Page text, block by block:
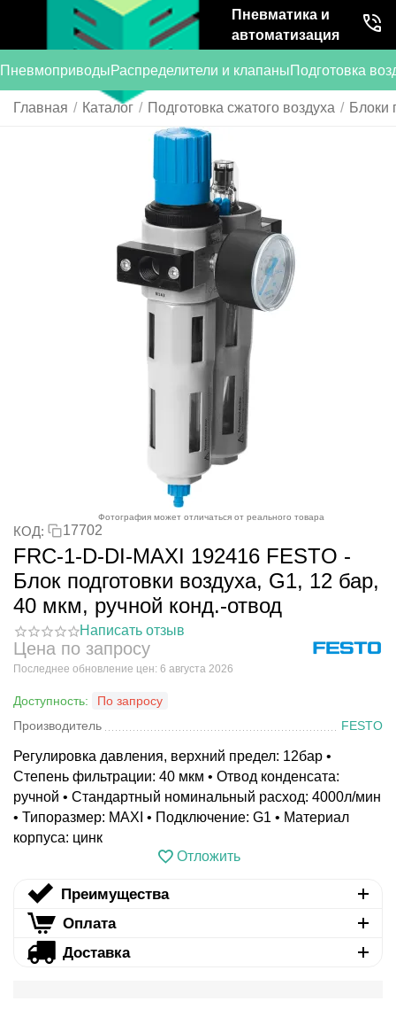
Пневматика и
автоматизация
ПневмоприводыРаспределители и клапаныПодготовка
Главная / Каталог / Подготовка сжатого воздуха / Блоки
Фотография может отличаться от реального товара
КОД: 17702
FRC-1-D-DI-MAXI 192416 FESTO -
Блок подготовки воздуха, G1, 12 бар,
40 мкм, ручной конд.-отвод
Написать отзыв
Цена по запросу
Последнее обновление цен: 6 августа 2026
Доступность:
По запросу
Производитель
FESTO
Регулировка давления, верхний предел: 12бар •
Степень фильтрации: 40 мкм • Отвод конденсата:
ручной • Стандартный номинальный расход: 4000л/мин
• Типоразмер: MAXI • Подключение: G1 • Материал
корпуса: цинк
Отложить
Преимущества
Оплата
Доставка